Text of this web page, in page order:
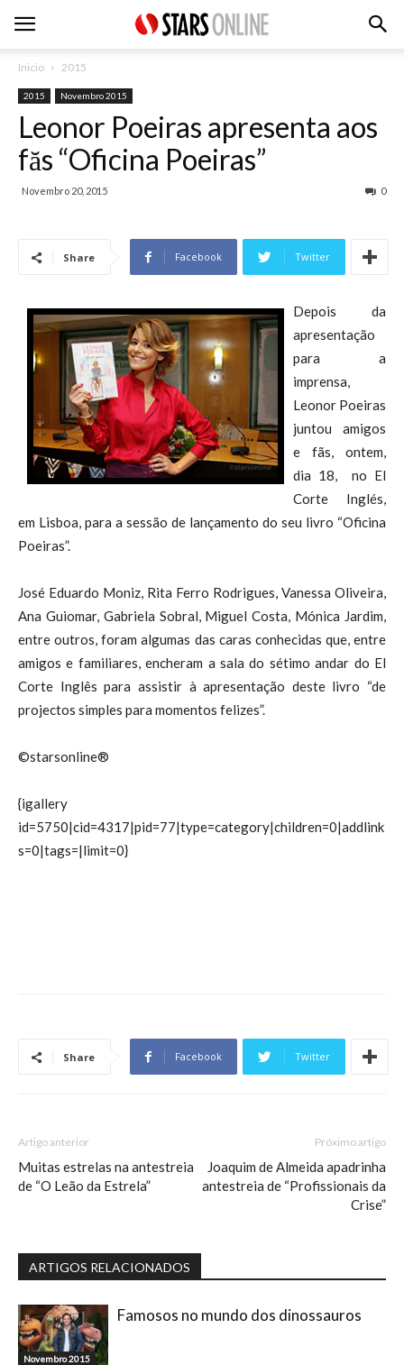
Inicio 2015
2015 Novembro 2015
Leonor Poeiras apresenta aos
făs “Oficina Poeiras”
Novembro 20, 2015 0
Share Facebook Twitter
Depois da
apresentação
para a
imprensa,
Leonor Poeiras
juntou amigos
e fãs, ontem,
dia 18, no El
Corte Inglés,
em Lisboa, para a sessão de lançamento do seu livro “Oficina
Poeiras”.
José Eduardo Moniz, Rita Ferro Rodrigues, Vanessa Oliveira,
Ana Guiomar, Gabriela Sobral, Miguel Costa, Mónica Jardim,
entre outros, foram algumas das caras conhecidas que, entre
amigos e familiares, encheram a sala do sétimo andar do El
Corte Inglês para assistir à apresentação deste livro “de
projectos simples para momentos felizes”.
©starsonline®
{igallery
id=5750|cid=4317|pid=77|type=category|children=0|addlink
s=0|tags=|limit=0}
Share Facebook Twitter
Artigo anterior
Muitas estrelas na antestreia
de “O Leão da Estrela”
Próximo artigo
Joaquim de Almeida apadrinha
antestreia de “Profissionais da
Crise”
ARTIGOS RELACIONADOS
Novembro 2015
Famosos no mundo dos dinossauros